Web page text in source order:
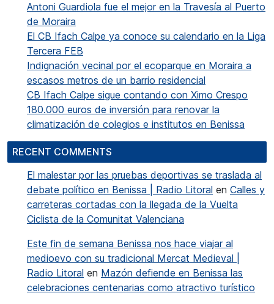
Antoni Guardiola fue el mejor en la Travesía al Puerto
de Moraira
El CB Ifach Calpe ya conoce su calendario en la Liga
Tercera FEB
Indignación vecinal por el ecoparque en Moraira a
escasos metros de un barrio residencial
CB Ifach Calpe sigue contando con Ximo Crespo
180.000 euros de inversión para renovar la
climatización de colegios e institutos en Benissa
RECENT COMMENTS
El malestar por las pruebas deportivas se traslada al
debate político en Benissa | Radio Litoral en Calles y
carreteras cortadas con la llegada de la Vuelta
Ciclista de la Comunitat Valenciana
Este fin de semana Benissa nos hace viajar al
medioevo con su tradicional Mercat Medieval |
Radio Litoral en Mazón defiende en Benissa las
celebraciones centenarias como atractivo turístico